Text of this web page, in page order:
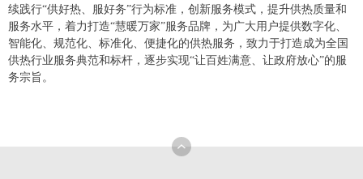
续践行“供好热、服好务”行为标准，创新服务模式，提升供热质量和
服务水平，着力打造“慧暖万家”服务品牌，为广大用户提供数字化、
智能化、规范化、标准化、便捷化的供热服务，致力于打造成为全国
供热行业服务典范和标杆，逐步实现“让百姓满意、让政府放心”的服
务宗旨。